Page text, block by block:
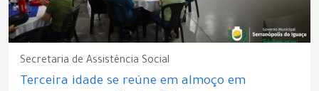
Secretaria de Assistência Social
Terceira idade se reúne em almoço em